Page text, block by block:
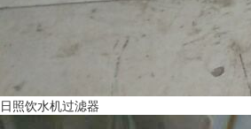
日照饮水机过滤器